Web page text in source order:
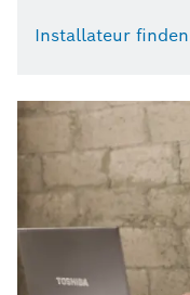
Installateur finden